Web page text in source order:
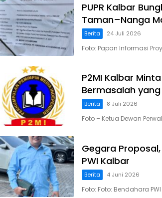
PUPR Kalbar
Taman–Nanga
Berita 24 Juli 2026
Foto: Papan Informasi
P2MI Kalbar
Bermasalah yang
Berita 8 Juli 2026
Foto – Ketua Dewan
Gegara
PWI Kalbar
Berita 4 Juni 2026
Foto: Foto: Bendahara